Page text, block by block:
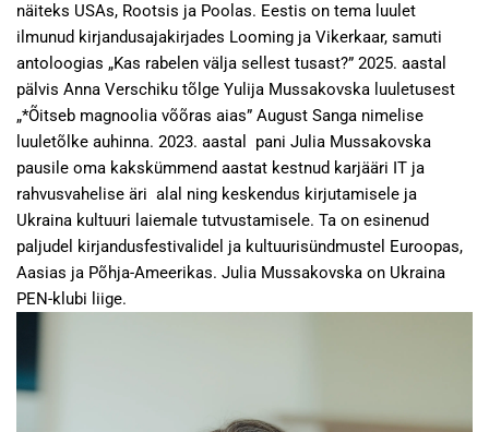
näiteks USAs, Rootsis ja Poolas. Eestis on tema luulet
ilmunud kirjandusajakirjades Looming ja Vikerkaar, samuti
antoloogias „Kas rabelen välja sellest tusast?” 2025. aastal
pälvis Anna Verschiku tõlge Yulija Mussakovska luuletusest
„*Õitseb magnoolia võõras aias” August Sanga nimelise
luuletõlke auhinna. 2023. aastal pani Julia Mussakovska
pausile oma kakskümmend aastat kestnud karjääri IT ja
rahvusvahelise äri alal ning keskendus kirjutamisele ja
Ukraina kultuuri laiemale tutvustamisele. Ta on esinenud
paljudel kirjandusfestivalidel ja kultuurisündmustel Euroopas,
Aasias ja Põhja-Ameerikas. Julia Mussakovska on Ukraina
PEN-klubi liige.